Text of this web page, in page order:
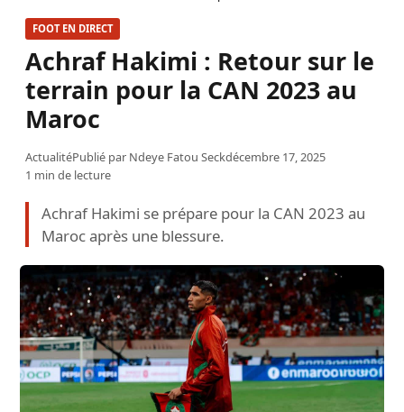
FOOT EN DIRECT
Achraf Hakimi : Retour sur le
terrain pour la CAN 2023 au
Maroc
ActualitéPublié par Ndeye Fatou Seckdécembre 17, 2025
1 min de lecture
Achraf Hakimi se prépare pour la CAN 2023 au
Maroc après une blessure.